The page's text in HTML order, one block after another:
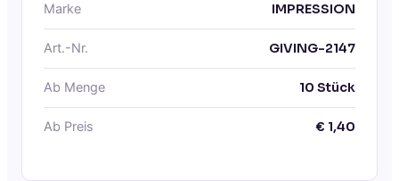
Marke IMPRESSION
Art.-Nr. GIVING-2147
Ab Menge 10 Stück
Ab Preis € 1,40